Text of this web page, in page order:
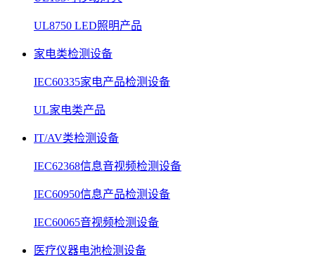
UL8750 LED照明产品
家电类检测设备
IEC60335家电产品检测设备
UL家电类产品
IT/AV类检测设备
IEC62368信息音视频检测设备
IEC60950信息产品检测设备
IEC60065音视频检测设备
医疗仪器电池检测设备